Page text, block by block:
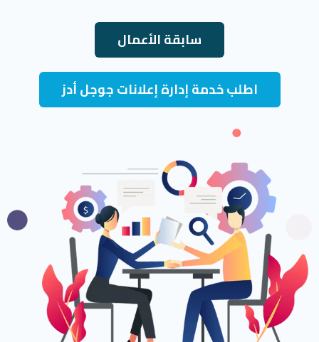
سابقة الأعمال
اطلب خدمة إدارة إعلانات جوجل أدز